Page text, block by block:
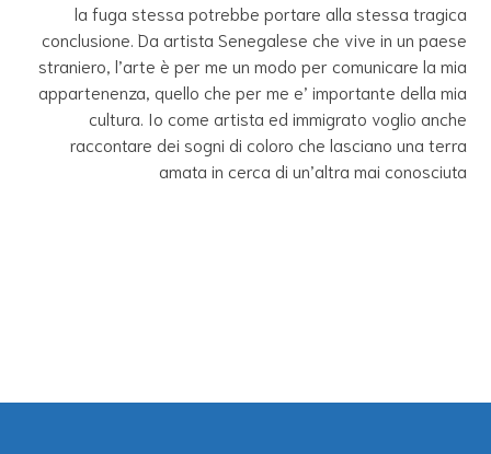
la fuga stessa potrebbe portare alla stessa tragica
conclusione. Da artista Senegalese che vive in un paese
straniero, l’arte è per me un modo per comunicare la mia
appartenenza, quello che per me e’ importante della mia
cultura. Io come artista ed immigrato voglio anche
raccontare dei sogni di coloro che lasciano una terra
amata in cerca di un’altra mai conosciuta